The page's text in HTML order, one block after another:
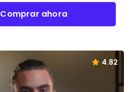
Comprar ahora
4.82